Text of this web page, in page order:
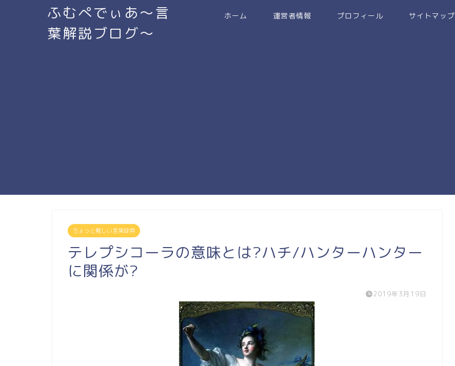
ふむぺでぃあ～言
葉解説ブログ～
ホーム 運営者情報 プロフィール サイトマップ
ちょっと難しい言葉辞典
テレプシコーラの意味とは?ハチ/ハンターハンター
に関係が?
2019年3月19日